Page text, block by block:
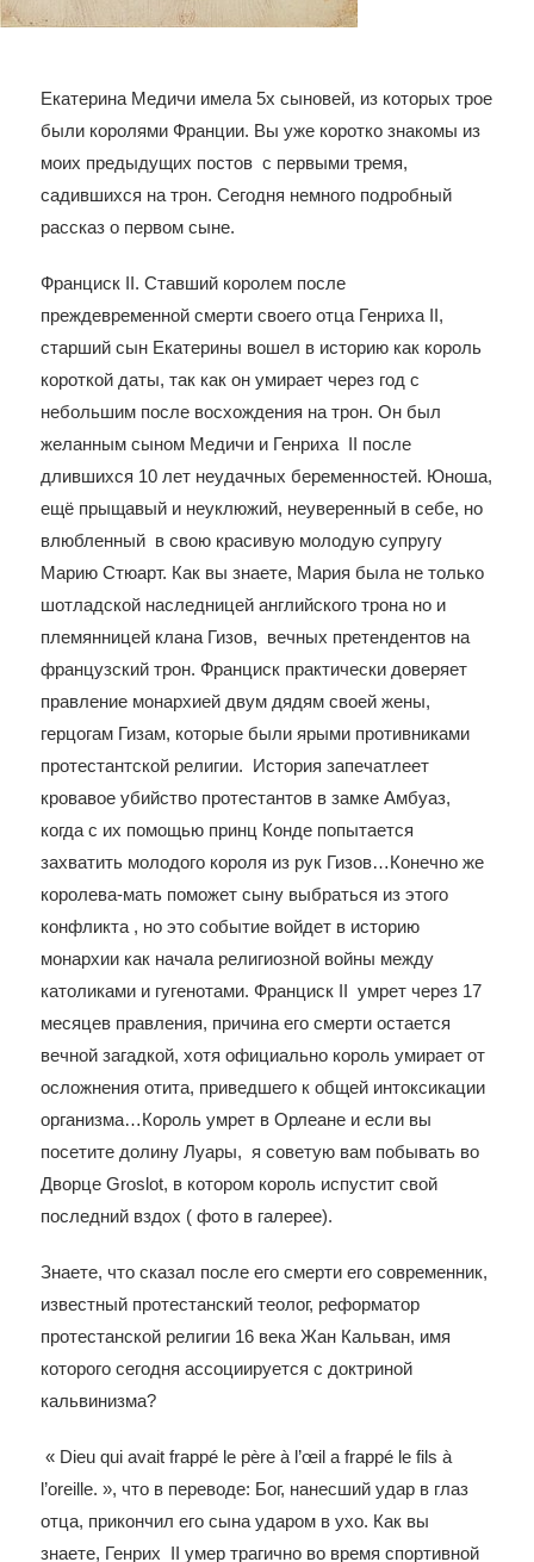
Екатерина Медичи имела 5х сыновей, из которых трое
были королями Франции. Вы уже коротко знакомы из
моих предыдущих постов с первыми тремя,
садившихся на трон. Сегодня немного подробный
рассказ о первом сыне.
Франциск II. Ставший королем после
преждевременной смерти своего отца Генриха II,
старший сын Екатерины вошел в историю как король
короткой даты, так как он умирает через год с
небольшим после восхождения на трон. Он был
желанным сыном Медичи и Генриха II после
длившихся 10 лет неудачных беременностей. Юноша,
ещё прыщавый и неуклюжий, неуверенный в себе, но
влюбленный в свою красивую молодую супругу
Марию Стюарт. Как вы знаете, Мария была не только
шотладской наследницей английского трона но и
племянницей клана Гизов, вечных претендентов на
французский трон. Франциск практически доверяет
правление монархией двум дядям своей жены,
герцогам Гизам, которые были ярыми противниками
протестантской религии. История запечатлеет
кровавое убийство протестантов в замке Амбуаз,
когда с их помощью принц Конде попытается
захватить молодого короля из рук Гизов…Конечно же
королева-мать поможет сыну выбраться из этого
конфликта , но это событие войдет в историю
монархии как начала религиозной войны между
католиками и гугенотами. Франциск II умрет через 17
месяцев правления, причина его смерти остается
вечной загадкой, хотя официально король умирает от
осложнения отита, приведшего к общей интоксикации
организма…Король умрет в Орлеане и если вы
посетите долину Луары, я советую вам побывать во
Дворце Groslot, в котором король испустит свой
последний вздох ( фото в галерее).
Знаете, что сказал после его смерти его современник,
известный протестанский теолог, реформатор
протестанской религии 16 века Жан Кальван, имя
которого сегодня ассоциируется с доктриной
кальвинизма?
« Dieu qui avait frappé le père à l’œil a frappé le fils à
l’oreille. », что в переводе: Бог, нанесший удар в глаз
отца, прикончил его сына ударом в ухо. Как вы
знаете, Генрих II умер трагично во время спортивной